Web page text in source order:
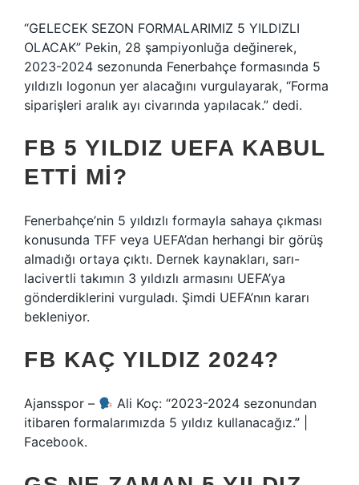
“GELECEK SEZON FORMALARIMIZ 5 YILDIZLI
OLACAK” Pekin, 28 şampiyonluğa değinerek,
2023-2024 sezonunda Fenerbahçe formasında 5
yıldızlı logonun yer alacağını vurgulayarak, “Forma
siparişleri aralık ayı civarında yapılacak.” dedi.
FB 5 YILDIZ UEFA KABUL
ETTI MI?
Fenerbahçe’nin 5 yıldızlı formayla sahaya çıkması
konusunda TFF veya UEFA’dan herhangi bir görüş
almadığı ortaya çıktı. Dernek kaynakları, sarı-
lacivertli takımın 3 yıldızlı armasını UEFA’ya
gönderdiklerini vurguladı. Şimdi UEFA’nın kararı
bekleniyor.
FB KAÇ YILDIZ 2024?
Ajansspor –
Ali Koç: “2023-2024 sezonundan
itibaren formalarımızda 5 yıldız kullanacağız.” |
Facebook.